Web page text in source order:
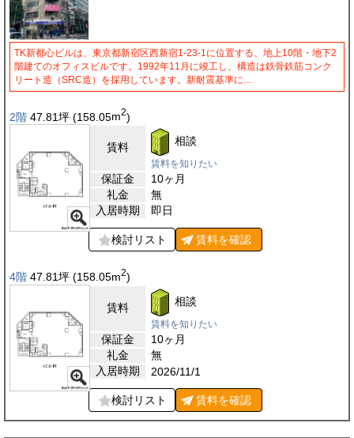
TK新都心ビルは、東京都新宿区西新宿1-23-1に位置する、地上10階・地下2
階建てのオフィスビルです。1992年11月に竣工し、構造は鉄骨鉄筋コンク
リート造（SRC造）を採用しています。新耐震基準に…
2階 47.81坪 (158.05m2)
賃料 相談
賃料を知りたい
保証金
10ヶ月
礼金
無
入居時期
即日
検討リスト 賃料を確認
4階 47.81坪 (158.05m2)
賃料 相談
賃料を知りたい
保証金
10ヶ月
礼金
無
入居時期
2026/11/1
検討リスト 賃料を確認